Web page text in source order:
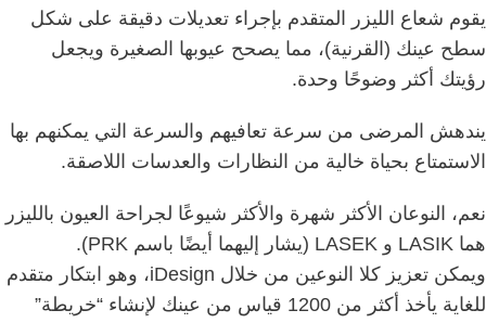
يقوم شعاع الليزر المتقدم بإجراء تعديلات دقيقة على شكل
سطح عينك (القرنية)، مما يصحح عيوبها الصغيرة ويجعل
رؤيتك أكثر وضوحًا وحدة.
يندهش المرضى من سرعة تعافيهم والسرعة التي يمكنهم بها
الاستمتاع بحياة خالية من النظارات والعدسات اللاصقة.
نعم، النوعان الأكثر شهرة والأكثر شيوعًا لجراحة العيون بالليزر
هما LASIK و LASEK (يشار إليهما أيضًا باسم PRK).
ويمكن تعزيز كلا النوعين من خلال iDesign، وهو ابتكار متقدم
للغاية يأخذ أكثر من 1200 قياس من عينك لإنشاء “خريطة”